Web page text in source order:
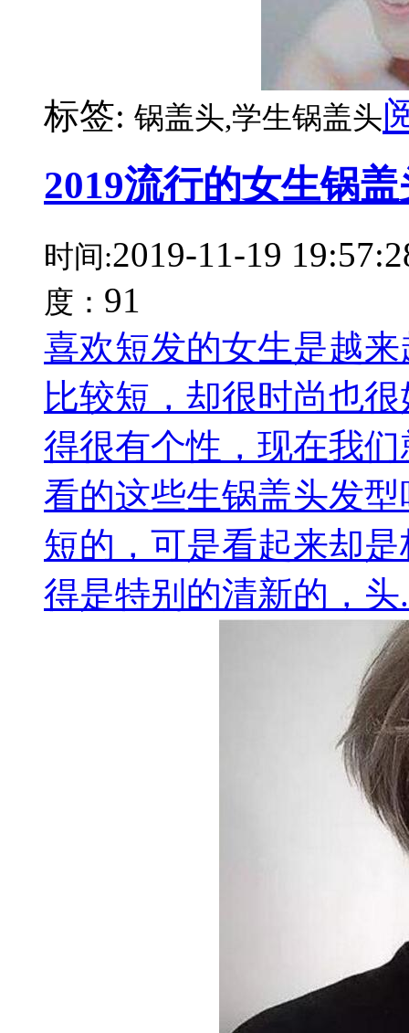
标签: 锅盖头,学生锅盖头
2019流行的女生锅
时间:2019-11-19
度： 91
喜欢短发的女生是越
比较短，却很时尚也
得很有个性，现在我
看的这些生锅盖头发
短的，可是看起来却
得是特别的清新的，头